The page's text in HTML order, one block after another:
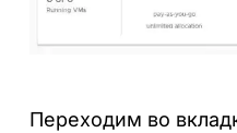
Переходим во